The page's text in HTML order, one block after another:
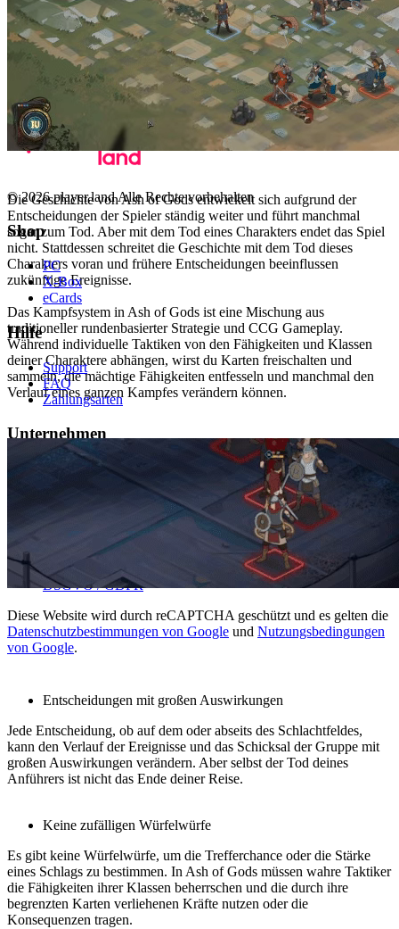
Die Geschichte von Ash of Gods entwickelt sich aufgrund der
Entscheidungen der Spieler ständig weiter und führt manchmal
sogar zum Tod. Aber mit dem Tod eines Charakters endet das Spiel
nicht. Stattdessen schreitet die Geschichte mit dem Tod dieses
Charakters voran und frühere Entscheidungen beeinflussen
zukünftige Ereignisse.
Das Kampfsystem in Ash of Gods ist eine Mischung aus
traditioneller rundenbasierter Strategie und CCG Gameplay.
Während individuelle Taktiken von den Fähigkeiten und Klassen
deiner Charaktere abhängen, wirst du Karten freischalten und
sammeln, die mächtige Fähigkeiten entfesseln und manchmal den
Verlauf eines ganzen Kampfes verändern können.
WAS MACHT ASH OF GODS EINZIGARTIG?
Entscheidungen mit großen Auswirkungen
Jede Entscheidung, ob auf dem oder abseits des Schlachtfeldes,
kann den Verlauf der Ereignisse und das Schicksal der Gruppe mit
großen Auswirkungen verändern. Aber selbst der Tod deines
Anführers ist nicht das Ende deiner Reise.
Keine zufälligen Würfelwürfe
Es gibt keine Würfelwürfe, um die Trefferchance oder die Stärke
eines Schlags zu bestimmen. In Ash of Gods müssen wahre Taktiker
die Fähigkeiten ihrer Klassen beherrschen und die durch ihre
begrenzten Karten verliehenen Kräfte nutzen oder die
Konsequenzen tragen.
© 2026 player.land Alle Rechte vorbehalten
Shop
PC
X-Box
eCards
Hilfe
Support
FAQ
Zahlungsarten
Unternehmen
Rechtliches
Allgemeine Geschäftsbedingungen
DSGVO / GDPR
Diese Website wird durch reCAPTCHA geschützt und es gelten die
Datenschutzbestimmungen von Google und Nutzungsbedingungen
von Google.